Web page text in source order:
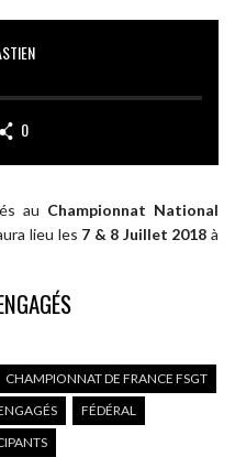
0
au Championnat National
lieu les 7 & 8 Juillet 2018 à
CHAMPIONNAT DE FRANCE FSGT
FÉDÉRAL